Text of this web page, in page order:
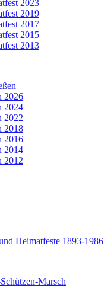
2023
2019
2017
2015
2013
2026
2024
2022
2018
2016
2014
2012
Heimatfeste 1893-1986
Marsch